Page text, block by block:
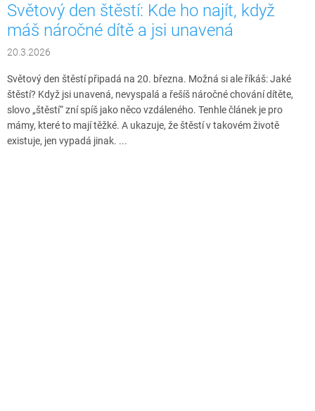
Světový den štěstí: Kde ho najít, když
máš náročné dítě a jsi unavená
20.3.2026
Světový den štěstí připadá na 20. března. Možná si ale říkáš: Jaké
štěstí? Když jsi unavená, nevyspalá a řešíš náročné chování dítěte,
slovo „štěstí“ zní spíš jako něco vzdáleného. Tenhle článek je pro
mámy, které to mají těžké. A ukazuje, že štěstí v takovém životě
existuje, jen vypadá jinak. ...